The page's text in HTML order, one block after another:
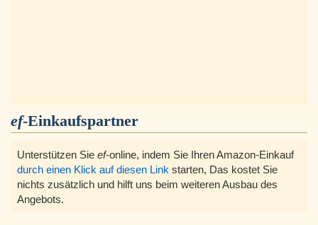
ef-Einkaufspartner
Unterstützen Sie ef-online, indem Sie Ihren Amazon-Einkauf
durch einen Klick auf diesen Link starten, Das kostet Sie
nichts zusätzlich und hilft uns beim weiteren Ausbau des
Angebots.